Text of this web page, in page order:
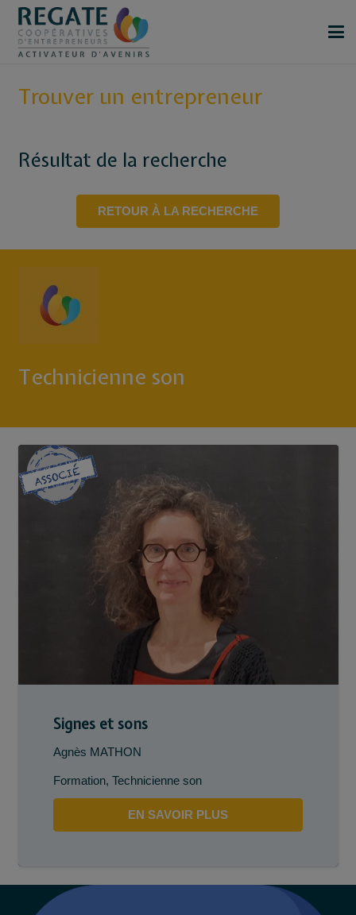
Trouver un entrepreneur
Résultat de la recherche
RETOUR À LA RECHERCHE
Technicienne son
Signes et sons
Agnès MATHON
Formation, Technicienne son
EN SAVOIR PLUS